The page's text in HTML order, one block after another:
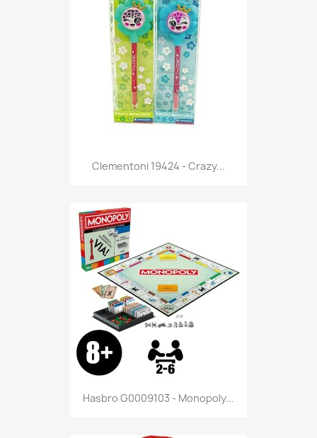
Anteprima
Clementoni 19424 - Crazy...
Anteprima
Hasbro G0009103 - Monopoly...